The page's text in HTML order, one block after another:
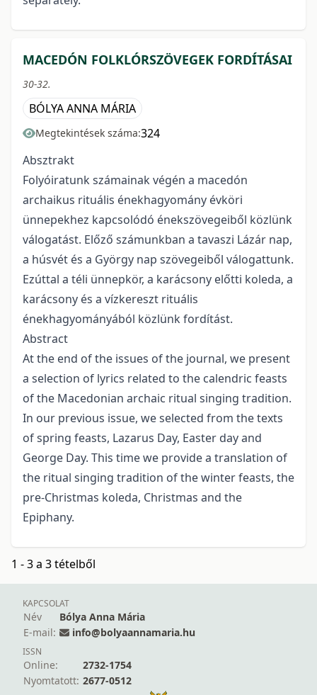
MACEDÓN FOLKLÓRSZÖVEGEK FORDÍTÁSAI
30-32.
BÓLYA ANNA MÁRIA
Megtekintések száma:324
Absztrakt
Folyóiratunk számainak végén a macedón
archaikus rituális énekhagyomány évköri
ünnepekhez kapcsolódó énekszövegeiből közlünk
válogatást. Előző számunkban a tavaszi Lázár nap,
a húsvét és a György nap szövegeiből válogattunk.
Ezúttal a téli ünnepkör, a karácsony előtti koleda, a
karácsony és a vízkereszt rituális
énekhagyományából közlünk fordítást.
Abstract
At the end of the issues of the journal, we present
a selection of lyrics related to the calendric feasts
of the Macedonian archaic ritual singing tradition.
In our previous issue, we selected from the texts
of spring feasts, Lazarus Day, Easter day and
George Day. This time we provide a translation of
the ritual singing tradition of the winter feasts, the
pre-Christmas koleda, Christmas and the
Epiphany.
1 - 3 a 3 tételből
KAPCSOLAT
Név
Bólya Anna Mária
E-mail:
info@bolyaannamaria.hu
ISSN
Online:
2732-1754
Nyomtatott: 2677-0512